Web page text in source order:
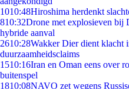
1010:48Hiroshima herdenkt
810:32Drone met explosieven bij
hybride aanval
2610:28Wakker Dier dient klacht
duurzaamheidsclaims
1510:16Iran en Oman eens over
buitenspel
1810:08NAVO zet wegens